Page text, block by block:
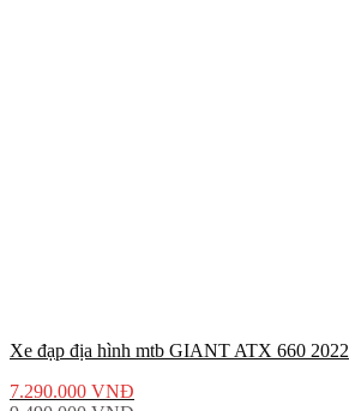
Xe đạp địa hình mtb GIANT ATX 660 2022
7.290.000 VNĐ